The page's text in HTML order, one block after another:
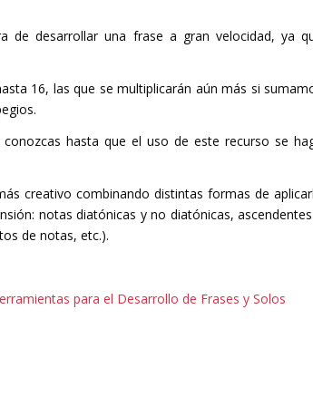
de desarrollar una frase a gran velocidad, ya
16, las que se multiplicarán aún más si
hasta que el uso de este recurso se
creativo combinando distintas formas de
notas diatónicas y no diatónicas,
de notas, etc.).
para el Desarrollo de Frases y Solos